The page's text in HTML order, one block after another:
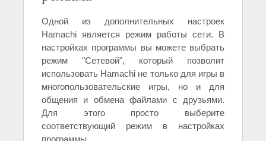
Одной из дополнительных настроек
Hamachi является режим работы сети. В
настройках программы вы можете выбрать
режим "Сетевой", который позволит
использовать Hamachi не только для игры в
многопользовательские игры, но и для
общения и обмена файлами с друзьями.
Для этого просто выберите
соответствующий режим в настройках
программы.